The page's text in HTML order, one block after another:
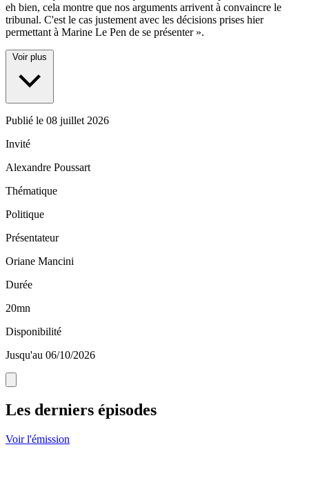
eh bien, cela montre que nos arguments arrivent à convaincre le
tribunal. C'est le cas justement avec les décisions prises hier
permettant à Marine Le Pen de se présenter ».
Voir plus
Publié le 08 juillet 2026
Invité
Alexandre Poussart
Thématique
Politique
Présentateur
Oriane Mancini
Durée
20mn
Disponibilité
Jusqu'au 06/10/2026
Les derniers épisodes
Voir l'émission